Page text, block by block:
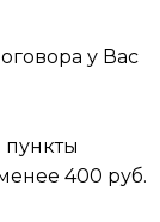
у Вас
400 руб.